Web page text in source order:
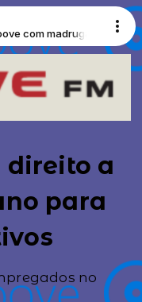
madrugada groove
direito a
para
no